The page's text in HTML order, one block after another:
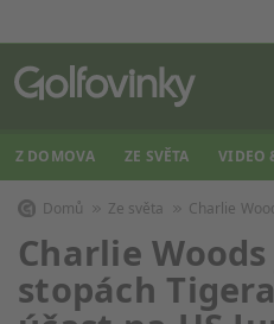
Z DOMOVA ZE SVĚTA VIDEO
Domů Ze světa Charlie
Charlie
stopách